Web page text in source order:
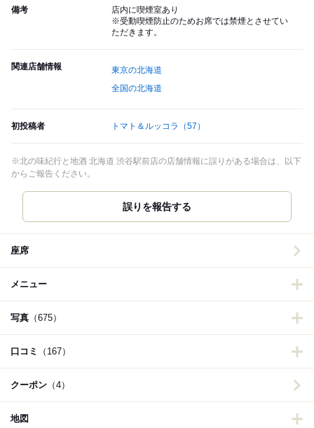
備考
店内に喫煙室あり
※受動喫煙防止のためお席では禁煙とさせてい
ただきます。
関連店舗情報
東京の北海道
全国の北海道
初投稿者 トマト＆ルッコラ （57）
※北の味紀行と地酒 北海道 渋谷駅前店の店舗情報に誤りがある場合は、以下
からご報告ください。
誤りを報告する
座席
メニュー
写真 （675）
口コミ （167）
クーポン （4）
地図